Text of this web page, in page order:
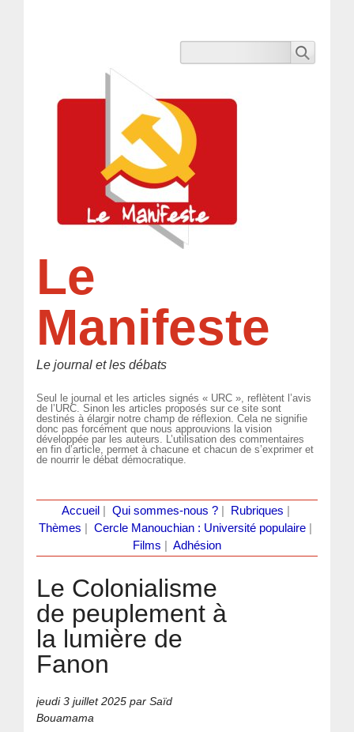
Le
Manifeste
Le journal et les débats
Seul le journal et les articles signés « URC », reflètent l’avis
de l’URC. Sinon les articles proposés sur ce site sont
destinés à élargir notre champ de réflexion. Cela ne signifie
donc pas forcément que nous approuvions la vision
développée par les auteurs. L’utilisation des commentaires
en fin d’article, permet à chacune et chacun de s’exprimer et
de nourrir le débat démocratique.
Accueil Qui sommes-nous ?| Rubriques
Thèmes
Cercle Manouchian : Université populaire
Films
Adhésion
Le Colonialisme
de peuplement à
la lumière de
Fanon
jeudi 3 juillet 2025 par Saïd
Bouamama